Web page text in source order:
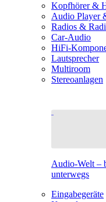
Kopfhörer &
Audio Player
Radios &
Car-Audio
HiFi-
Lautsprecher
Multiroom
Stereoanlagen
Audio-Welt –
unterwegs
Eingabegeräte